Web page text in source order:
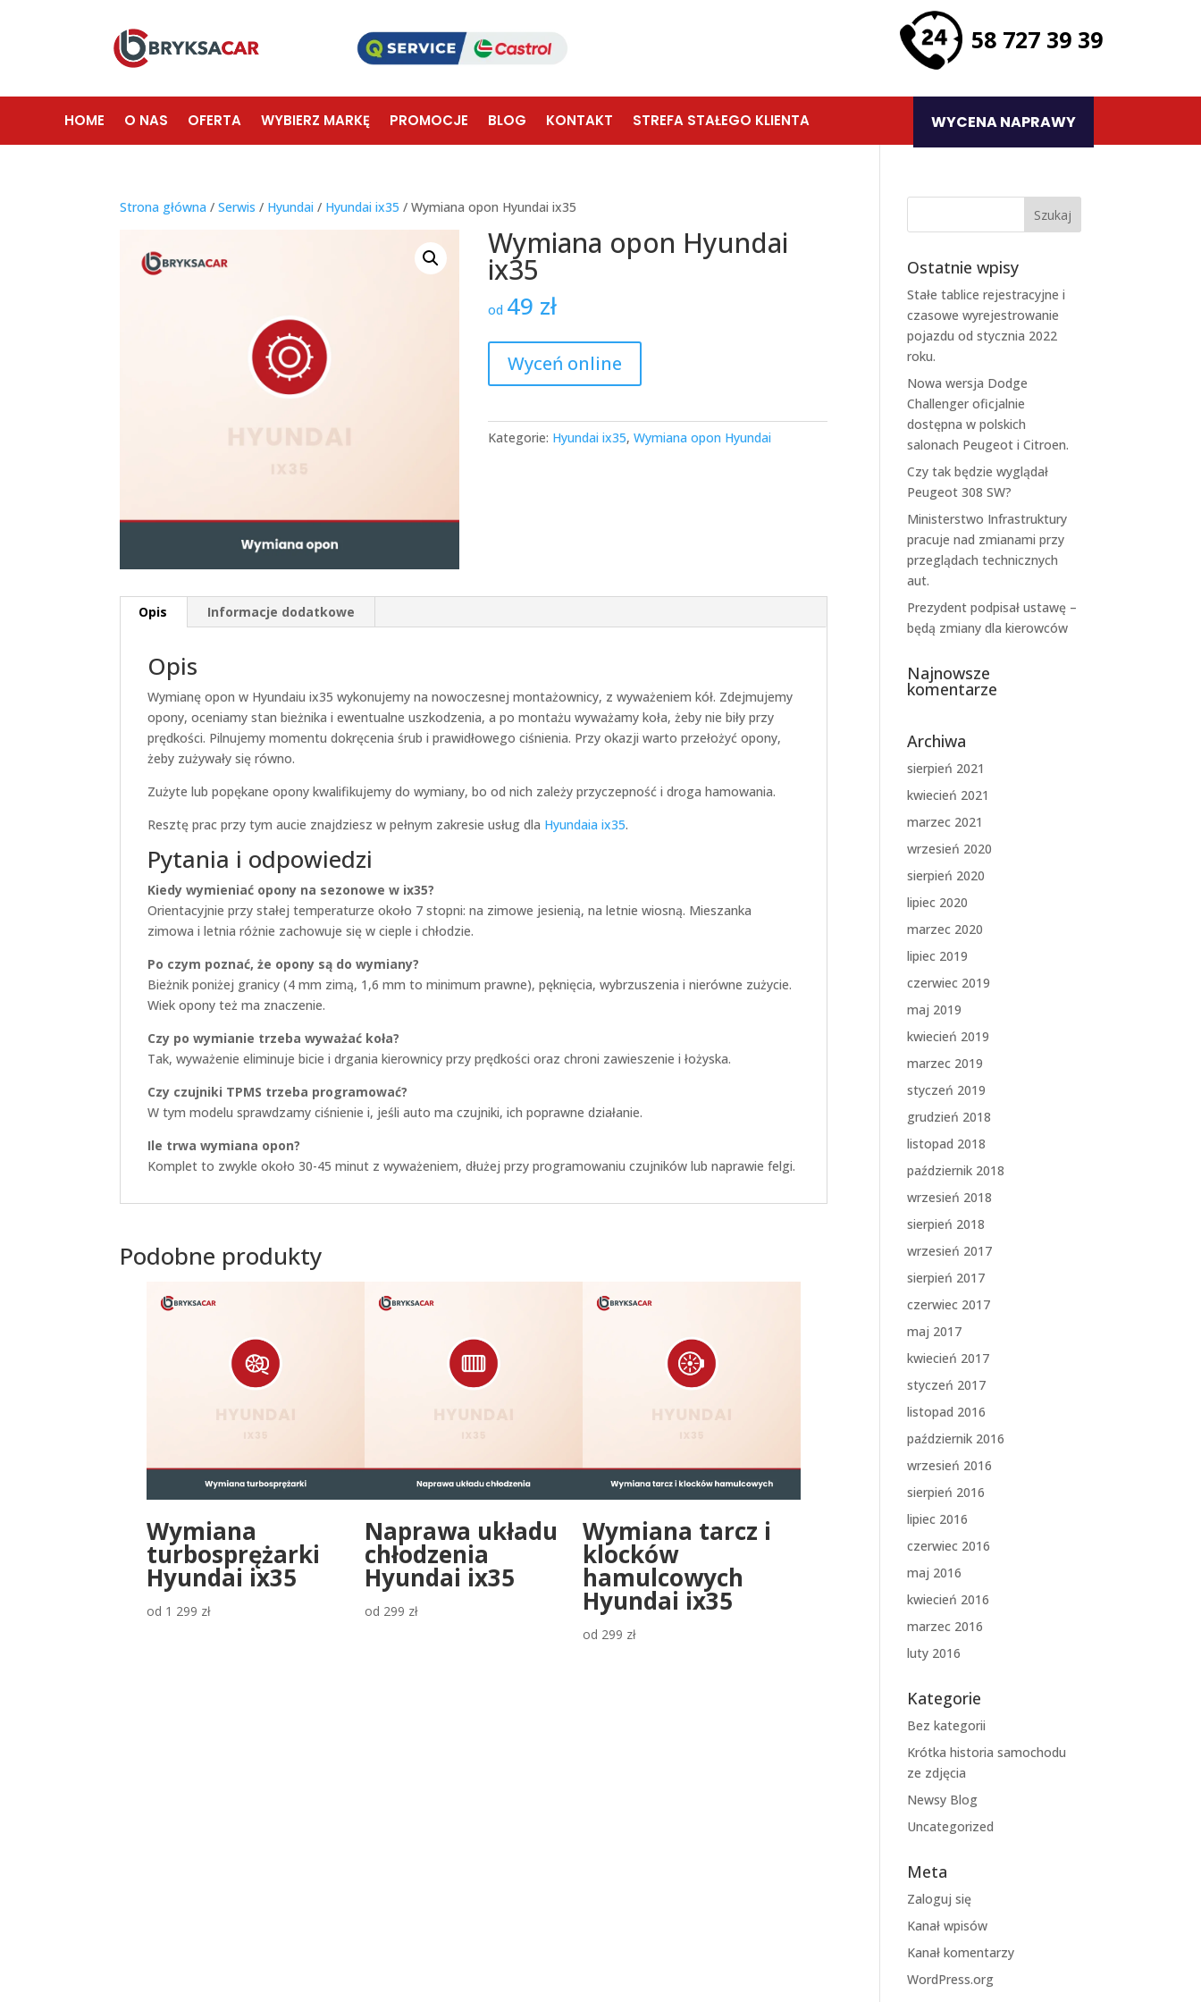
58 727 39 39
HOME O NAS OFERTA WYBIERZ MARKĘ PROMOCJE BLOG KONTAKT STREFA STAŁEGO KLIENTA WYCENA NAPRAWY
Strona główna /Serwis / Hyundai / Hyundai ix35 / Wymiana opon Hyundai ix35
Wymiana opon Hyundai
ix35
od 49 zł
Wyceń online
Kategorie: Hyundai ix35,Wymiana opon Hyundai
Opis Informacje dodatkowe
Opis
Wymianę opon w Hyundaiu ix35 wykonujemy na nowoczesnej montażownicy, z wyważeniem kół. Zdejmujemy
opony, oceniamy stan bieżnika i ewentualne uszkodzenia, a po montażu wyważamy koła, żeby nie biły przy
prędkości. Pilnujemy momentu dokręcenia śrub i prawidłowego ciśnienia. Przy okazji warto przełożyć opony,
żeby zużywały się równo.
Zużyte lub popękane opony kwalifikujemy do wymiany, bo od nich zależy przyczepność i droga hamowania.
Resztę prac przy tym aucie znajdziesz w pełnym zakresie usług dla Hyundaia ix35.
Pytania i odpowiedzi
Kiedy wymieniać opony na sezonowe w ix35?
Orientacyjnie przy stałej temperaturze około 7 stopni: na zimowe jesienią, na letnie wiosną. Mieszanka
zimowa i letnia różnie zachowuje się w cieple i chłodzie.
Po czym poznać, że opony są do wymiany?
Bieżnik poniżej granicy (4 mm zimą, 1,6 mm to minimum prawne), pęknięcia, wybrzuszenia i nierówne zużycie.
Wiek opony też ma znaczenie.
Czy po wymianie trzeba wyważać koła?
Tak, wyważenie eliminuje bicie i drgania kierownicy przy prędkości oraz chroni zawieszenie i łożyska.
Czy czujniki TPMS trzeba programować?
W tym modelu sprawdzamy ciśnienie i, jeśli auto ma czujniki, ich poprawne działanie.
Ile trwa wymiana opon?
Komplet to zwykle około 30-45 minut z wyważeniem, dłużej przy programowaniu czujników lub naprawie felgi.
Podobne produkty
Wymiana
turbosprężarki
Hyundai ix35
od 1 299 zł
Naprawa układu
chłodzenia
Hyundai ix35
od 299 zł
Wymiana tarcz i
klocków
hamulcowych
Hyundai ix35
od 299 zł
Ostatnie wpisy
Stałe tablice rejestracyjne i
czasowe wyrejestrowanie
pojazdu od stycznia 2022
roku.
Nowa wersja Dodge
Challenger oficjalnie
dostępna w polskich
salonach Peugeot i Citroen.
Czy tak będzie wyglądał
Peugeot 308 SW?
Ministerstwo Infrastruktury
pracuje nad zmianami przy
przeglądach technicznych
aut.
Prezydent podpisał ustawę –
będą zmiany dla kierowców
Najnowsze
komentarze
Archiwa
sierpień 2021
kwiecień 2021
marzec 2021
wrzesień 2020
sierpień 2020
lipiec 2020
marzec 2020
lipiec 2019
czerwiec 2019
maj 2019
kwiecień 2019
marzec 2019
styczeń 2019
grudzień 2018
listopad 2018
październik 2018
wrzesień 2018
sierpień 2018
wrzesień 2017
sierpień 2017
czerwiec 2017
maj 2017
kwiecień 2017
styczeń 2017
listopad 2016
październik 2016
wrzesień 2016
sierpień 2016
lipiec 2016
czerwiec 2016
maj 2016
kwiecień 2016
marzec 2016
luty 2016
Kategorie
Bez kategorii
Krótka historia samochodu
ze zdjęcia
Newsy Blog
Uncategorized
Meta
Zaloguj się
Kanał wpisów
Kanał komentarzy
WordPress.org